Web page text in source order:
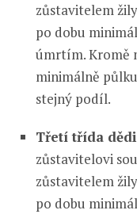
zůstavitelem
po dobu
úmrtím. Kromě
minimálně
stejný podíl.
Třetí třída
zůstavitelovi
zůstavitelem
po dobu